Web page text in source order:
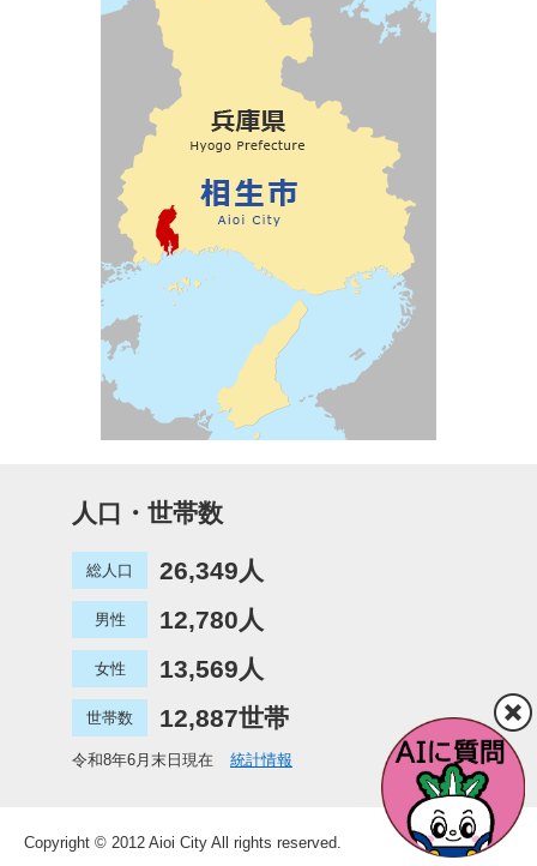
人口・世帯数
総人口 26,349人
男性 12,780人
女性 13,569人
世帯数 12,887世帯
令和8年6月末日現在 統計情報
Copyright © 2012 Aioi City All rights reserved.